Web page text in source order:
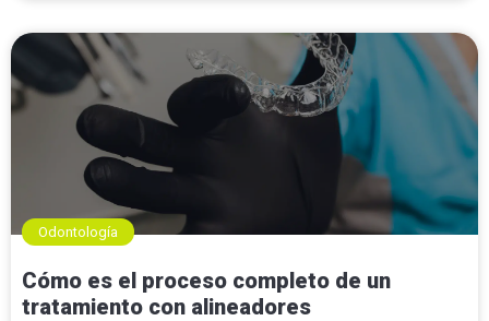
Odontología
Cómo es el proceso completo de un
tratamiento con alineadores